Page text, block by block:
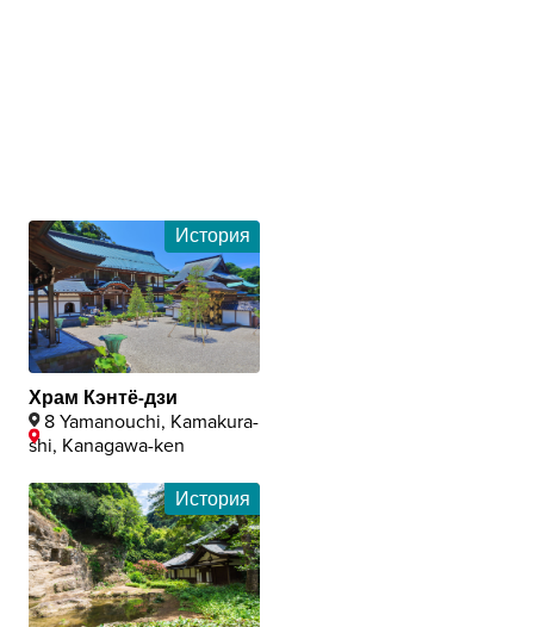
История
Храм Кэнтё-дзи
8 Yamanouchi, Kamakura-
shi, Kanagawa-ken
История